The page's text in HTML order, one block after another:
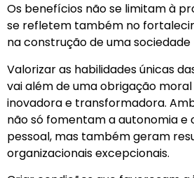
Os benefícios não se limitam à
se refletem também no
na construção de uma sociedade
Valorizar as habilidades únicas
vai além de uma obrigação
inovadora e transformadora.
não só fomentam a autonomia e
pessoal, mas também geram
organizacionais excepcionais.